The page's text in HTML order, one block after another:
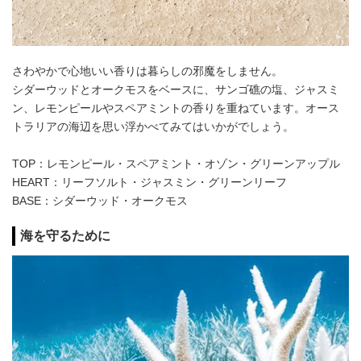
さわやかで心地いい香りは暮らしの邪魔をしません。
シダーウッドとオークモスをベースに、サンゴ礁の塩、ジャスミ
ン、レモンピールやスペアミントの香りを重ねています。オース
トラリアの海辺を思い浮かべてみてはいかがでしょう。
TOP：レモンピール・スペアミント・オゾン・グリーンアップル
HEART：リーフソルト・ジャスミン・グリーンリーフ
BASE：シダーウッド・オークモス
海を守るために